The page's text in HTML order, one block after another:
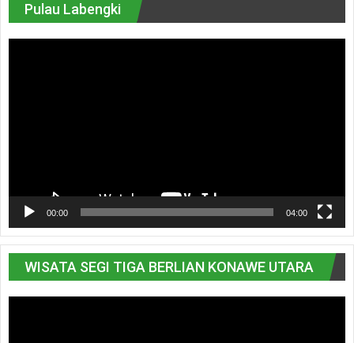
Pulau Labengki
00:00 04:00
WISATA SEGI TIGA BERLIAN KONAWE UTARA